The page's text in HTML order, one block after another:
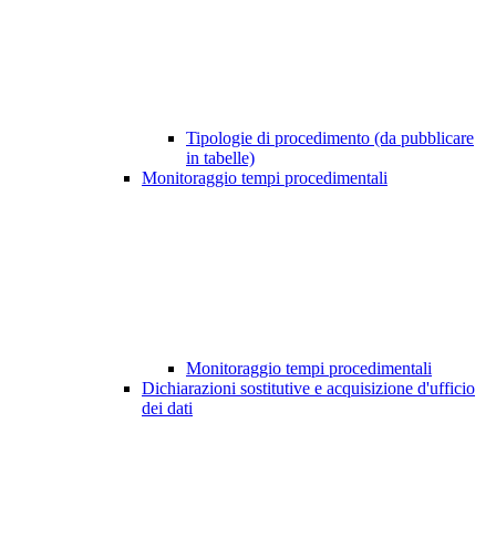
Tipologie di procedimento (da pubblicare
in tabelle)
Monitoraggio tempi procedimentali
Monitoraggio tempi procedimentali
Dichiarazioni sostitutive e acquisizione d'ufficio
dei dati